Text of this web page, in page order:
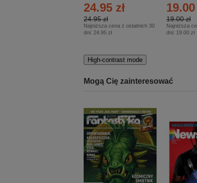
24.95 zł
24.95 zł
Najniższa cena z ostatnich 30
dni: 24.95 zł
– 2/2026
19.00
19.00 zł
Najniższa
dni: 19.00 zł
High-contrast mode
Mogą Cię zainteresować